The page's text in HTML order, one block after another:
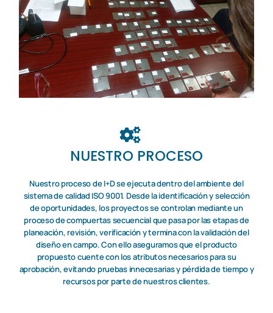
NUESTRO PROCESO
Nuestro proceso de I+D se ejecuta dentro del ambiente del
sistema de calidad ISO 9001. Desde la identificación y selección
de oportunidades, los proyectos se controlan mediante un
proceso de compuertas secuencial que pasa por las etapas de
planeación, revisión, verificación y termina con la validación del
diseño en campo. Con ello aseguramos que el producto
propuesto cuente con los atributos necesarios para su
aprobación, evitando pruebas innecesarias y pérdida de tiempo y
recursos por parte de nuestros clientes.